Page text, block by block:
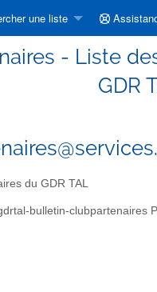
une liste
- Liste
GDR
du GDR TAL
bulletin-